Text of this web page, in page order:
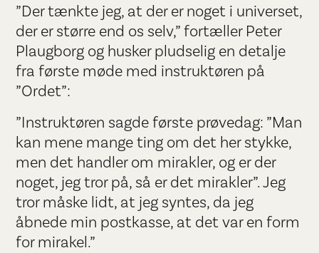
”Der tænkte jeg, at der er noget i universet,
der er større end os selv,” fortæller Peter
Plaugborg og husker pludselig en detalje
fra første møde med instruktøren på
”Ordet”:
”Instruktøren sagde første prøvedag: ”Man
kan mene mange ting om det her stykke,
men det handler om mirakler, og er der
noget, jeg tror på, så er det mirakler”. Jeg
tror måske lidt, at jeg syntes, da jeg
åbnede min postkasse, at det var en form
for mirakel.”